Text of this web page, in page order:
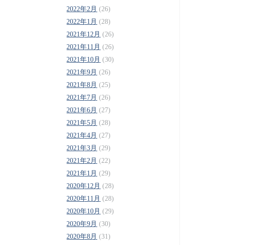
2022年2月 (26)
2022年1月 (28)
2021年12月 (26)
2021年11月 (26)
2021年10月 (30)
2021年9月 (26)
2021年8月 (25)
2021年7月 (26)
2021年6月 (27)
2021年5月 (28)
2021年4月 (27)
2021年3月 (29)
2021年2月 (22)
2021年1月 (29)
2020年12月 (28)
2020年11月 (28)
2020年10月 (29)
2020年9月 (30)
2020年8月 (31)